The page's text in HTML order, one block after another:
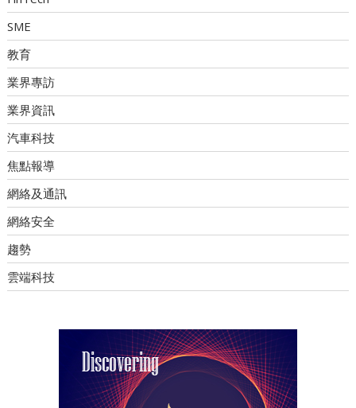
SME
教育
業界專訪
業界資訊
汽車科技
焦點報導
網絡及通訊
網絡安全
趨勢
雲端科技